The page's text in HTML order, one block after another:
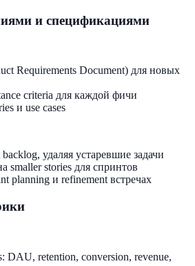
и спецификациями
Requirements Document) для новых
criteria для каждой фичи
и use cases
удаляя устаревшие задачи
smaller stories для спринтов
planning и refinement встречах
DAU, retention, conversion, revenue,